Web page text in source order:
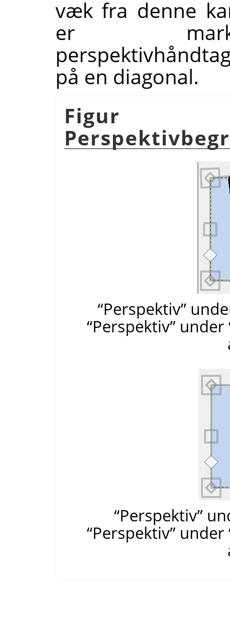
væk fra denne
er
på en diagonal.
Figur
“Perspektiv”
“Perspektiv”
“Perspektiv”
“Perspektiv”